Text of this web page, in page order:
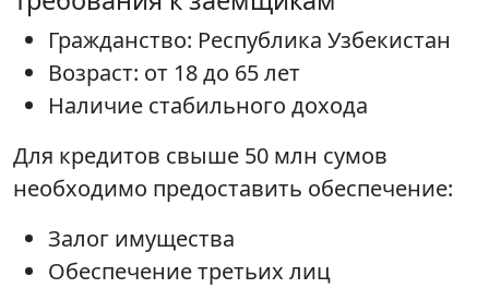
Гражданство: Республика Узбекистан
Возраст: от 18 до 65 лет
Наличие стабильного дохода
Для кредитов свыше 50 млн сумов
необходимо предоставить обеспечение:
Залог имущества
Обеспечение третьих лиц